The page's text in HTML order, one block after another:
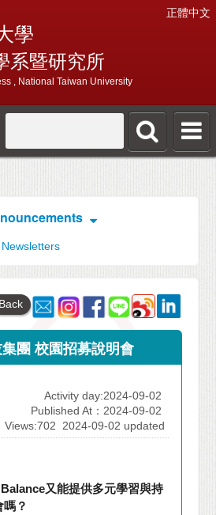
正體中文
學
系暨研究所
, National Taiwan University
Newsletters
Back
團 校園招募說明會
Activity day:2024-09-02
Published At：2024-09-02
Views:702
2024-09-02 updated
又能提供多元學習與持
？